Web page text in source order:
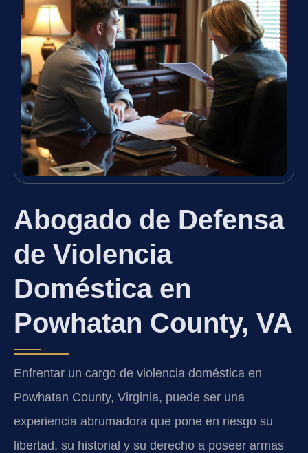
Abogado de Defensa
de Violencia
Doméstica en
Powhatan County, VA
Enfrentar un cargo de violencia doméstica en
Powhatan County, Virginia, puede ser una
experiencia abrumadora que pone en riesgo su
libertad, su historial y su derecho a poseer armas